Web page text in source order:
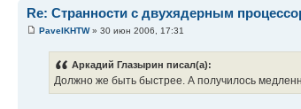
Re: Странности с двухядерным
PavelKHTW» 30 июн 2006, 17:31
Аркадий Глазырин писал(а):
Должно же быть быстрее. А получилось